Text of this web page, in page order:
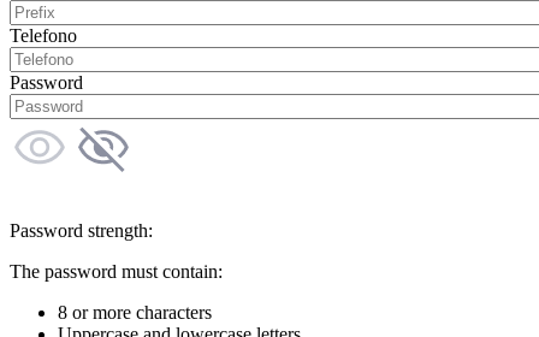
Telefono
Password
Password strength:
The password must contain:
8 or more characters